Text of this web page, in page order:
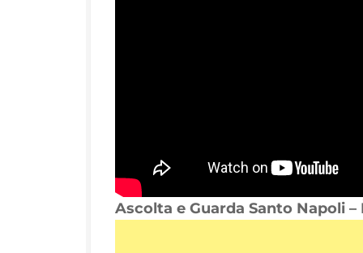
Ascolta e Guarda Santo Napoli –